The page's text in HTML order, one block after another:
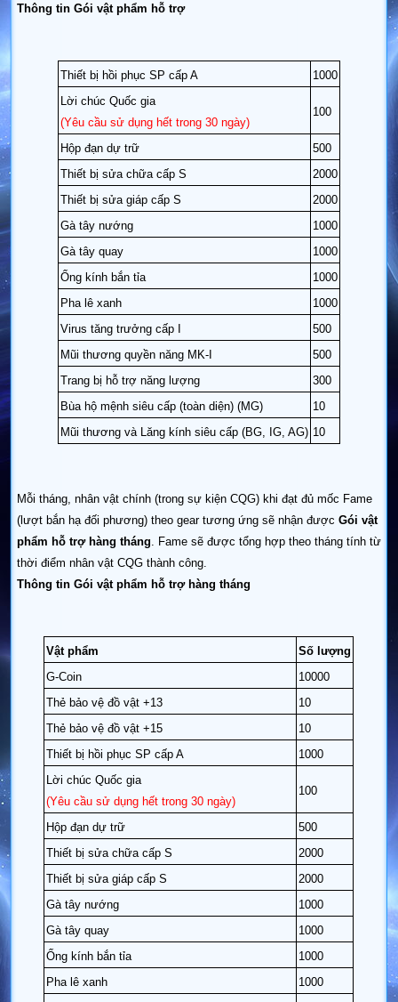
Thông tin Gói vật phẩm hỗ trợ
Thiết bị hồi phục SP cấp A
1000
Lời chúc Quốc gia
(Yêu cầu sử dụng hết trong 30 ngày)
100
Hộp đạn dự trữ
500
Thiết bị sửa chữa cấp S
2000
Thiết bị sửa giáp cấp S
2000
Gà tây nướng
1000
Gà tây quay
1000
Ống kính bắn tỉa
1000
Pha lê xanh
1000
Virus tăng trưởng cấp I
500
Mũi thương quyền năng MK-I
500
Trang bị hỗ trợ năng lượng
300
Bùa hộ mệnh siêu cấp (toàn diện) (MG)
10
Mũi thương và Lăng kính siêu cấp (BG, IG, AG) 10
Mỗi tháng, nhân vật chính (trong sự kiện CQG) khi đạt đủ mốc Fame
(lượt bắn hạ đối phương) theo gear tương ứng sẽ nhận được Gói vật
phẩm hỗ trợ hàng tháng . Fame sẽ được tổng hợp theo tháng tính từ
thời điểm nhân vật CQG thành công.
Thông tin Gói vật phẩm hỗ trợ hàng tháng
Vật phẩm
Số lượng
G-Coin
10000
Thẻ bảo vệ đồ vật +13
10
Thẻ bảo vệ đồ vật +15
10
Thiết bị hồi phục SP cấp A
1000
Lời chúc Quốc gia
(Yêu cầu sử dụng hết trong 30 ngày)
100
Hộp đạn dự trữ
500
Thiết bị sửa chữa cấp S
2000
Thiết bị sửa giáp cấp S
2000
Gà tây nướng
1000
Gà tây quay
1000
Ống kính bắn tỉa
1000
Pha lê xanh
1000